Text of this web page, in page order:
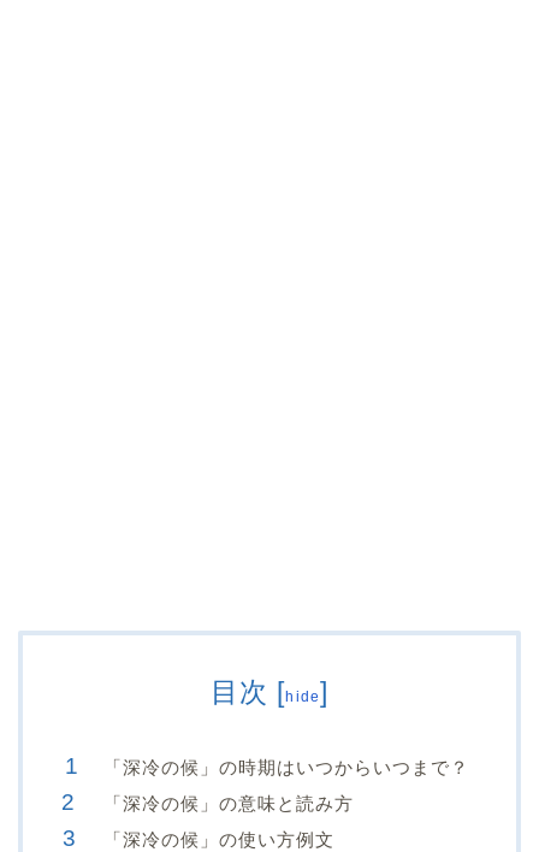
目次 [hide]
「深冷の候」の時期はいつからいつまで？
「深冷の候」の意味と読み方
「深冷の候」の使い方例文